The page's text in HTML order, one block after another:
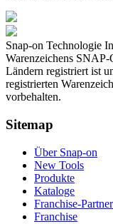
Snap-on Technologie
Warenzeichens
Ländern registriert ist
registrierten
vorbehalten.
Sitemap
Über Snap-on
New Tools
Produkte
Kataloge
Franchise-
Franchise